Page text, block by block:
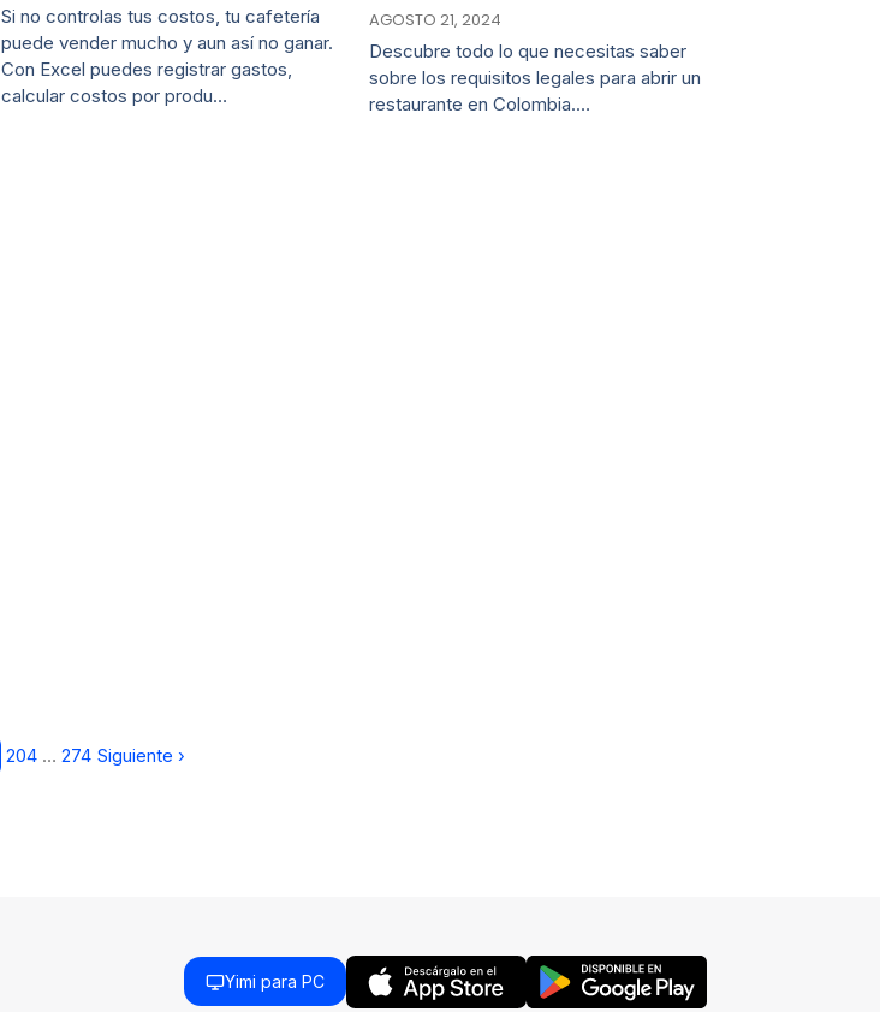
Si no controlas tus costos, tu cafetería
puede vender mucho y aun así no ganar.
Con Excel puedes registrar gastos,
calcular costos por produ…
AGOSTO 21, 2024
Descubre todo lo que necesitas saber
sobre los requisitos legales para abrir un
restaurante en Colombia.…
204 … 274 Siguiente ›
Yimi para PC